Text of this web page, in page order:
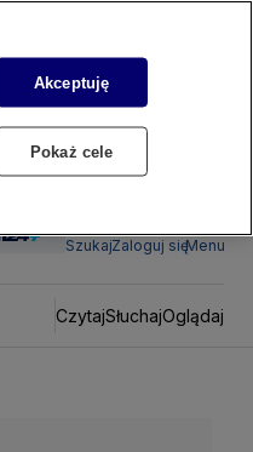
SzukajZaloguj sięMenu
CzytajSłuchajOglądaj
Akceptuję
Pokaż cele